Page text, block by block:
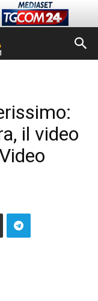
il video